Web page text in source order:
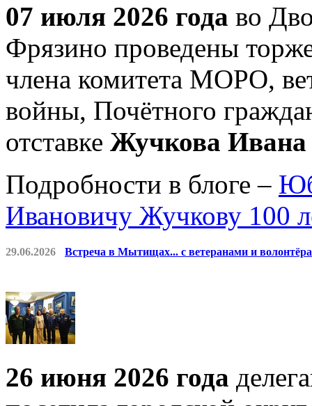
07 июля 2026 года во
Фрязино проведены
члена комитета МОРО,
войны, Почётного
отставке Жучкова
Подробности в блоге –
Ивановичу Жучкову 100
29.06.2026 Встреча в Мытищах... с ветеранами и
26 июня 2026 года